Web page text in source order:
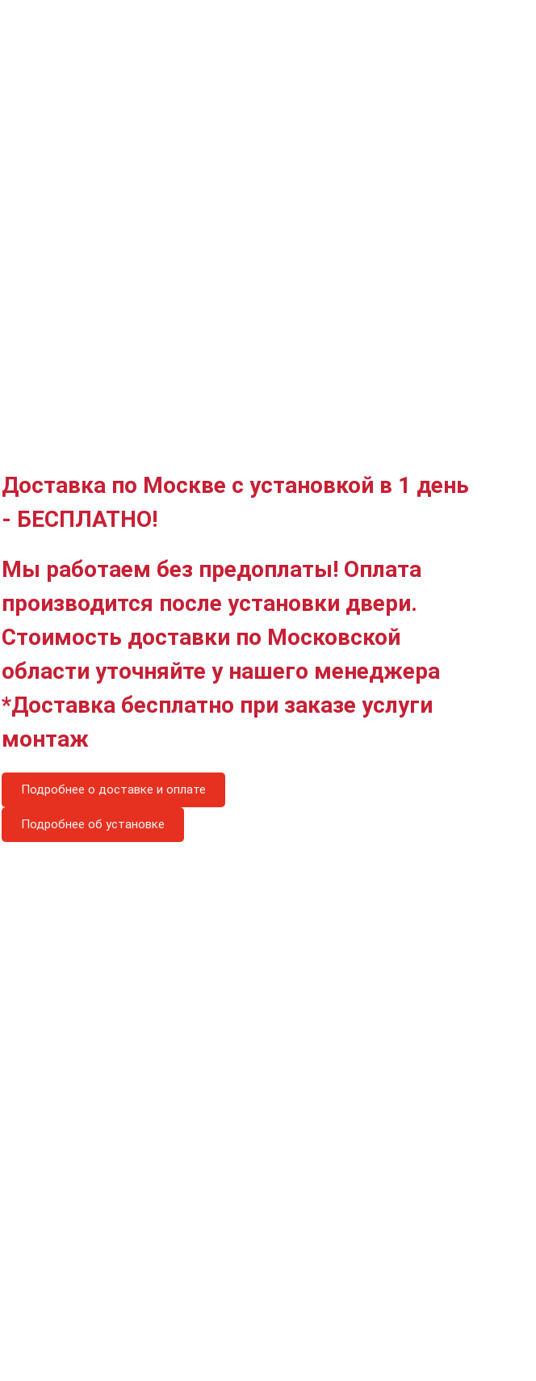
Доставка по Москве с установкой в 1 день
- БЕСПЛАТНО!
Мы работаем без предоплаты! Оплата
производится после установки двери.
Стоимость доставки по Московской
области уточняйте у нашего менеджера
*Доставка бесплатно при заказе услуги
монтаж
Подробнее о доставке и оплате
Подробнее об установке